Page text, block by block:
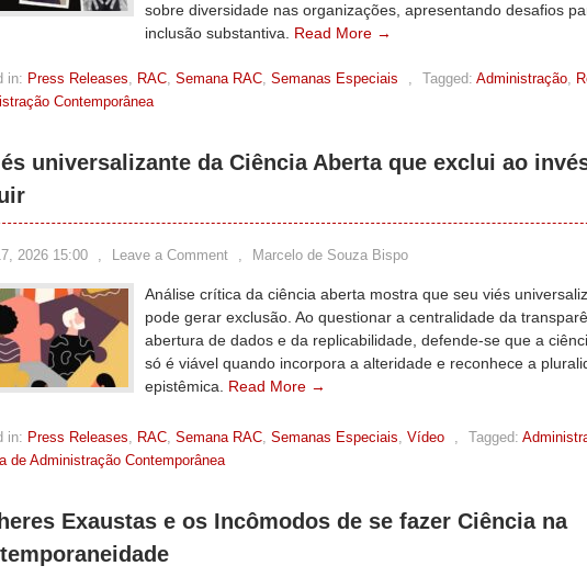
sobre diversidade nas organizações, apresentando desafios
inclusão substantiva. Read More →
in: Press Releases, RAC, Semana RAC, Semanas Especiais , Tagged: Administração,
Contemporânea
universalizante da Ciência Aberta que exclui ao
2026 15:00 , Leave a Comment , Marcelo de Souza Bispo
Análise crítica da ciência aberta mostra que seu viés
pode gerar exclusão. Ao questionar a centralidade da
abertura de dados e da replicabilidade, defende-se que a
só é viável quando incorpora a alteridade e reconhece a
epistêmica. Read More →
in: Press Releases, RAC, Semana RAC, Semanas Especiais, Vídeo , Tagged:
de Administração Contemporânea
Exaustas e os Incômodos de se fazer Ciência na